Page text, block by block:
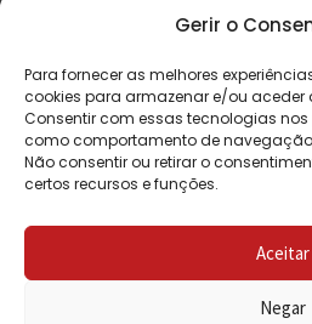
Gerir o
Para fornecer as melhores
cookies para armazenar e/ou
Consentir com essas tecnologias
como comportamento de navegação
Não consentir ou retirar o
certos recursos e funções.
Aceitar
Negar
POLÍTICA DE
PRIVACIDADE
POLÍTICA DE
REEMBOLSO
LIVRO DE